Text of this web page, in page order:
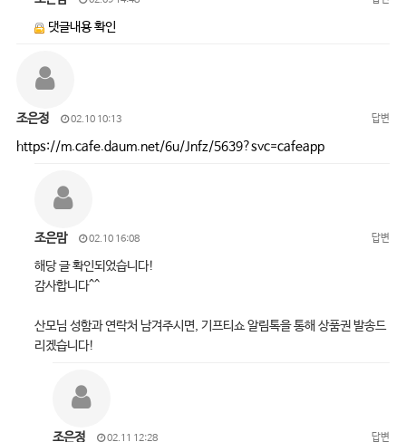
댓글내용 확인
조은정 02.10 10:13 답변
https://m.cafe.daum.net/6u/Jnfz/5639?svc=cafeapp
조은맘 02.10 16:08 답변
해당 글 확인되었습니다!
감사합니다^^
산모님 성함과 연락처 남겨주시면, 기프티쇼 알림톡을 통해 상품권 발송드
리겠습니다!
조은정 02.11 12:28 답변